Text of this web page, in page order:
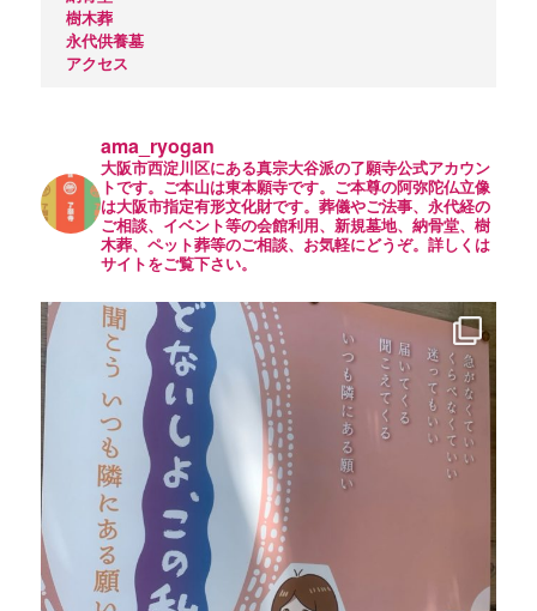
樹木葬
永代供養墓
アクセス
ama_ryogan
大阪市西淀川区にある真宗大谷派の了願寺公式アカウン
トです。ご本山は東本願寺です。ご本尊の阿弥陀仏立像
は大阪市指定有形文化財です。葬儀やご法事、永代経の
ご相談、イベント等の会館利用、新規墓地、納骨堂、樹
木葬、ペット葬等のご相談、お気軽にどうぞ。詳しくは
サイトをご覧下さい。